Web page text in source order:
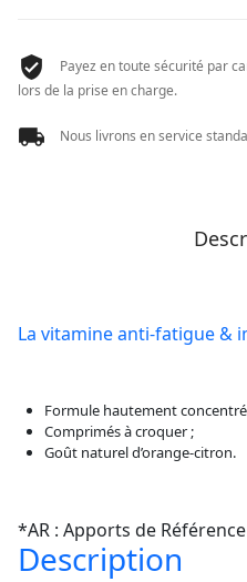
Payez en toute sécurité par
lors de la prise en charge.
Nous livrons en service
La vitamine anti-fatigue &
Formule hautement
Comprimés à croquer ;
Goût naturel d’orange-citron.
*AR : Apports de Référence
Description